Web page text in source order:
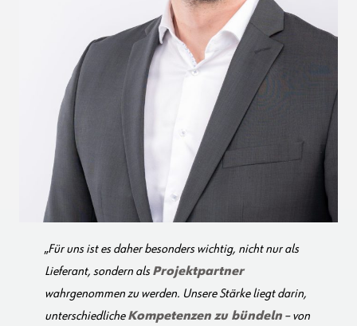
„Für uns ist es daher besonders wichtig, nicht nur als
Lieferant, sondern alsProjektpartner
wahrgenommen zu werden. Unsere Stärke liegt darin,
unterschiedlicheKompetenzen zu bündeln – von